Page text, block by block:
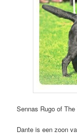
Sennas Rugo of
Dante is een zoon